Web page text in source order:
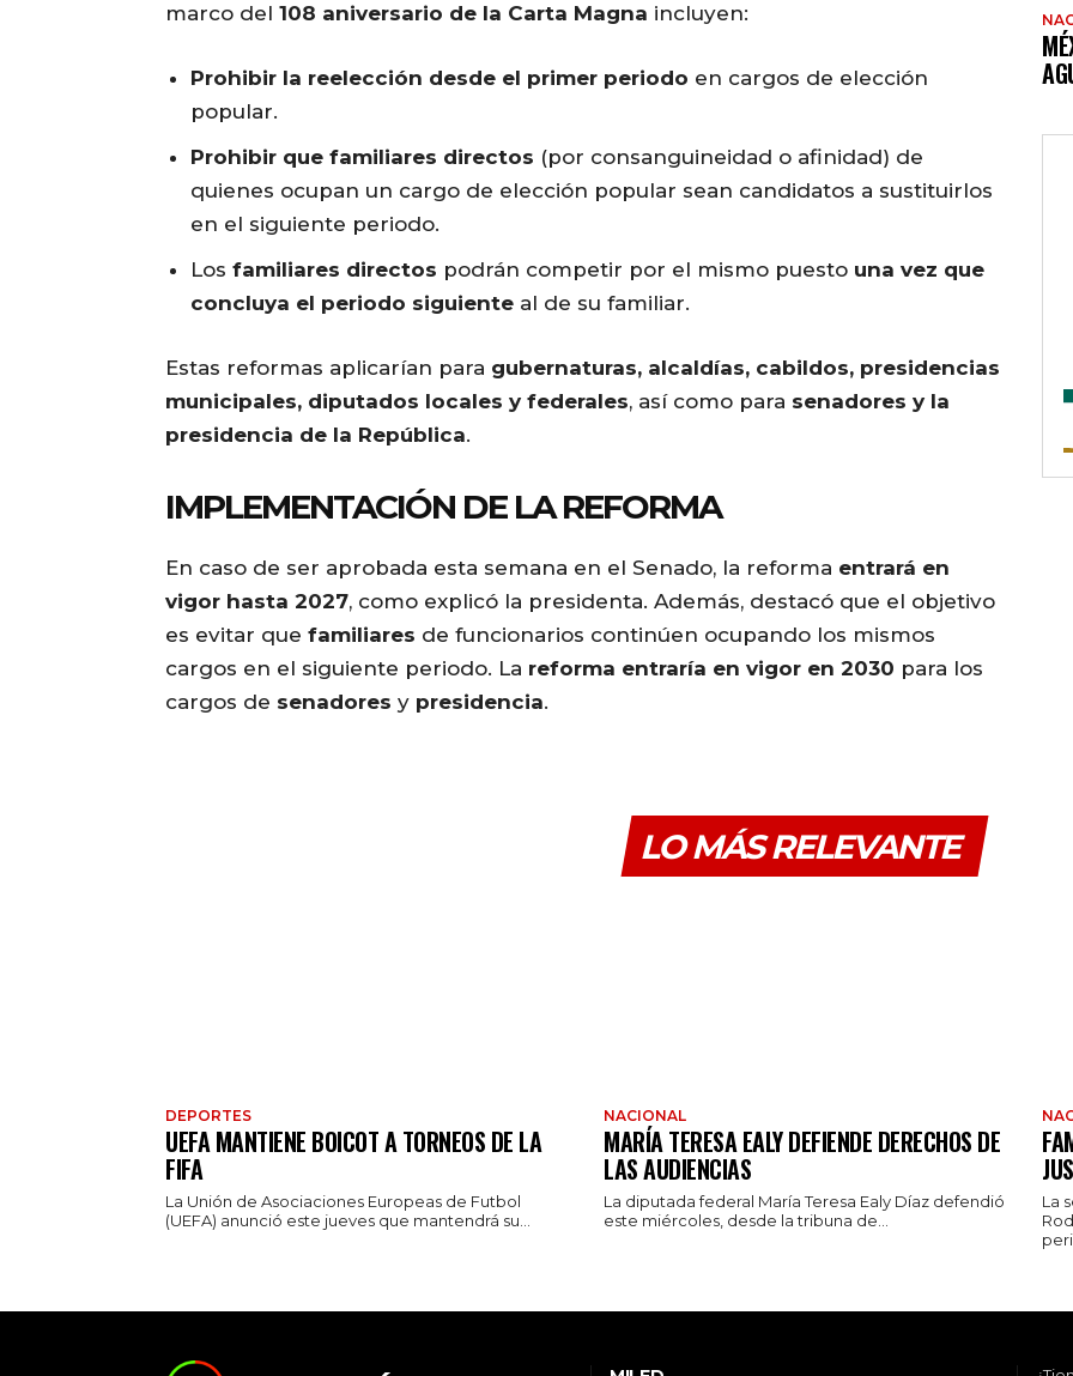
marco del 108 aniversario de la Carta Magna incluyen:
Prohibir la reelección desde el primer periodo en cargos de elección
popular.
Prohibir que familiares directos (por consanguineidad o afinidad) de
quienes ocupan un cargo de elección popular sean candidatos a sustituirlos
en el siguiente periodo.
Los familiares directos podrán competir por el mismo puesto una vez que
concluya el periodo siguiente al de su familiar.
Estas reformas aplicarían para gubernaturas, alcaldías, cabildos, presidencias
municipales, diputados locales y federales, así como para senadores y la
presidencia de la República.
IMPLEMENTACIÓN DE LA REFORMA
En caso de ser aprobada esta semana en el Senado, la reforma entrará en
vigor hasta 2027, como explicó la presidenta. Además, destacó que el objetivo
es evitar que familiares de funcionarios continúen ocupando los mismos
cargos en el siguiente periodo. La reforma entraría en vigor en 2030 para los
cargos de senadores y presidencia.
LO MÁS RELEVANTE
DEPORTES
UEFA MANTIENE BOICOT A TORNEOS DE LA
FIFA
La Unión de Asociaciones Europeas de Futbol
(UEFA) anunció este jueves que mantendrá su...
NACIONAL
MARÍA TERESA EALY DEFIENDE DERECHOS DE
LAS AUDIENCIAS
La diputada federal María Teresa Ealy Díaz defendió
este miércoles, desde la tribuna de...
La